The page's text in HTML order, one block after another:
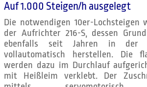
Auf 1.000 Steigen/h ausgelegt
Die notwendigen 10er-Lochsteigen
der Aufrichter 216-S, dessen
ebenfalls seit Jahren in der
vollautomatisch herstellen. Die
werden dazu im Durchlauf
mit Heißleim verklebt. Der